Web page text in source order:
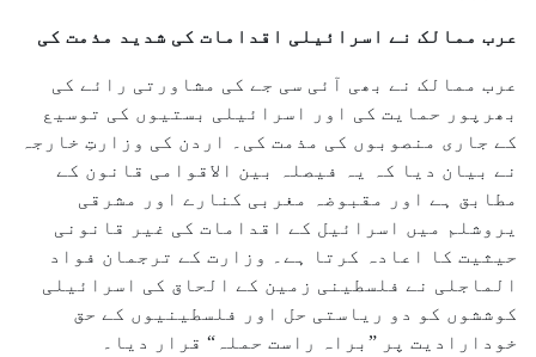
عرب ممالک نے اسرائیلی اقدامات کی شدید مذمت کی
عرب ممالک نے بھی آئی سی جے کی مشاورتی رائے کی
بھرپور حمایت کی اور اسرائیلی بستیوں کی توسیع
کے جاری منصوبوں کی مذمت کی۔ اردن کی وزارتِ خارجہ
نے بیان دیا کہ یہ فیصلہ بین الاقوامی قانون کے
مطابق ہے اور مقبوضہ مغربی کنارے اور مشرقی
یروشلم میں اسرائیل کے اقدامات کی غیر قانونی
حیثیت کا اعادہ کرتا ہے۔ وزارت کے ترجمان فواد
الماجلی نے فلسطینی زمین کے الحاق کی اسرائیلی
کوششوں کو دو ریاستی حل اور فلسطینیوں کے حق
خودارادیت پر ”براہ راست حملہ“ قرار دیا۔